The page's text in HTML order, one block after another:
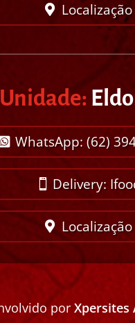
Localização
Unidade:
WhatsApp: (62)
Delivery:
Localização
por Xpersites